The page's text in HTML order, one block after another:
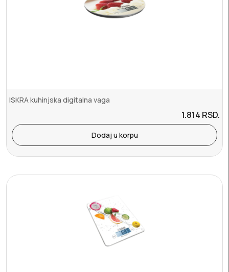
ISKRA kuhinjska digitalna vaga
1.814 RSD.
Dodaj u korpu